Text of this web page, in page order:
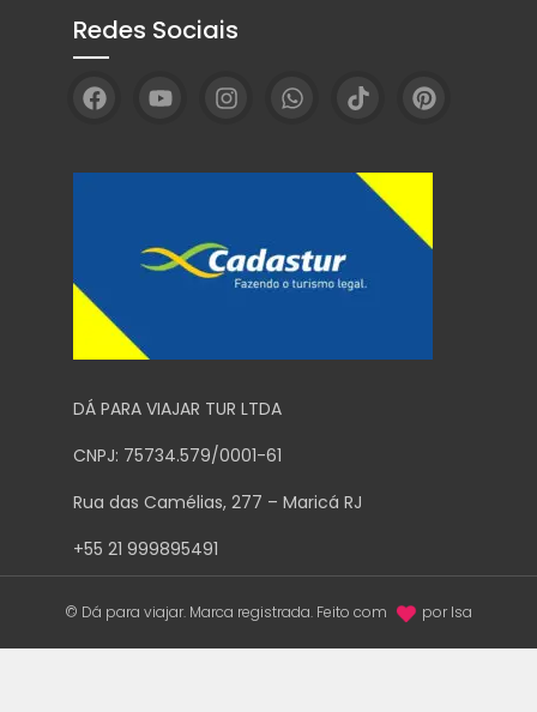
Redes Sociais
DÁ PARA VIAJAR TUR LTDA
CNPJ: 75734.579/0001-61
Rua das Camélias, 277 – Maricá RJ
+55 21 999895491
© Dá para viajar. Marca registrada. Feito com por Isa